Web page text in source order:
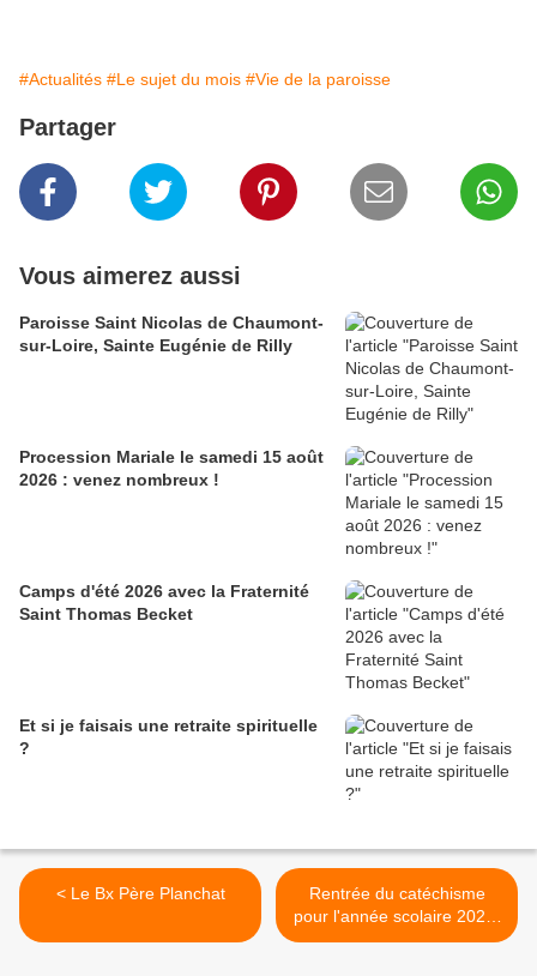
#Actualités #Le sujet du mois #Vie de la paroisse
Partager
Vous aimerez aussi
Paroisse Saint Nicolas de Chaumont-
sur-Loire, Sainte Eugénie de Rilly
Procession Mariale le samedi 15 août
2026 : venez nombreux !
Camps d'été 2026 avec la Fraternité
Saint Thomas Becket
Et si je faisais une retraite spirituelle
?
< Le Bx Père Planchat
Rentrée du catéchisme
pour l'année scolaire 2023-
2024 >